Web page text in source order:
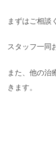
まずはご相談
スタッフ一同
また、他の治
きます。